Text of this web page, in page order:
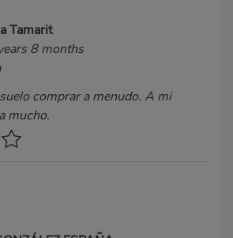
Tamarit
8 months
comprar a menudo. A mi
mucho.